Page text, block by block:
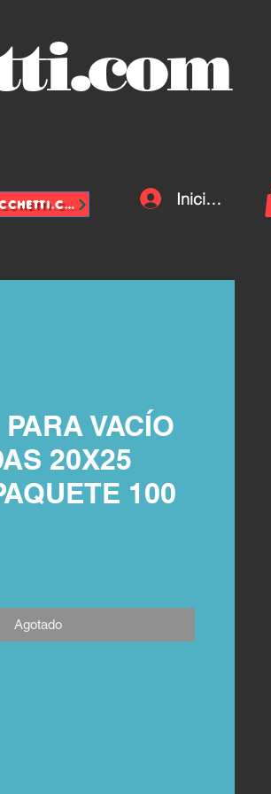
INFO@VASCHETTE-SACCHETTI.COM Iniciar sesión
VACÍO
20X25
100
Agotado